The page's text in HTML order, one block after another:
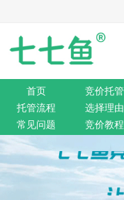
首页 竞价托管
托管流程
选择理由
常见问题
竞价教程
竞价转化
网站托管
360托管
微信托管
搜索资讯